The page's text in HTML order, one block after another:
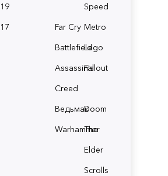
Speed
Far Cry Metro
BattlefieldLego
Assassin's
Creed
Fallout
ВедьмакDoom
Warhammer
The
Elder
Scrolls